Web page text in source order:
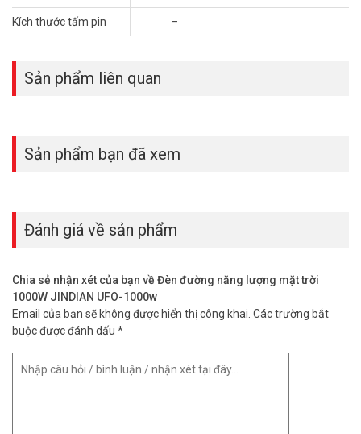
Kích thước tấm pin –
Sản phẩm liên quan
Sản phẩm bạn đã xem
Đánh giá về sản phẩm
Chia sẻ nhận xét của bạn về Đèn đường năng lượng mặt trời
1000W JINDIAN UFO-1000w
Email của bạn sẽ không được hiển thị công khai. Các trường bắt
buộc được đánh dấu *